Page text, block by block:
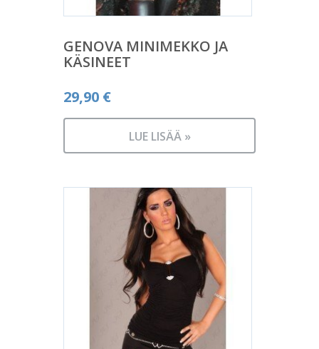
GENOVA MINIMEKKO JA
KÄSINEET
29,90 €
LUE LISÄÄ »